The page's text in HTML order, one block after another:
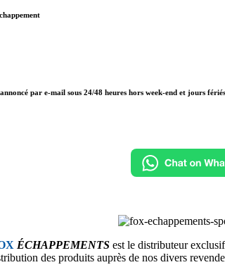
par e-mail sous 24/48 heures hors week-end et jours
ÉCHAPPEMENTSest le distributeur exclusif
des produits auprès de nos divers